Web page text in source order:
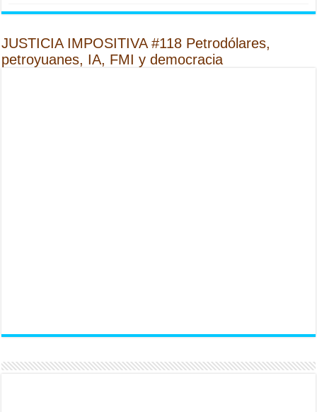
JUSTICIA IMPOSITIVA #118 Petrodólares,
petroyuanes, IA, FMI y democracia